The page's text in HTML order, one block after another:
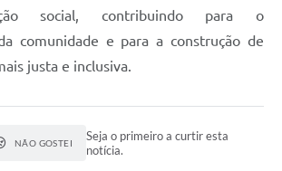
social, contribuindo para o
comunidade e para a construção de
justa e inclusiva.
NÃO GOSTEI
Seja o primeiro a curtir esta
notícia.